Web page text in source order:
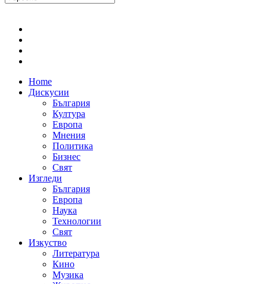
Home
Дискусии
България
Култура
Европа
Мнения
Политика
Бизнес
Свят
Изгледи
България
Европа
Наука
Технологии
Свят
Изкуство
Литература
Кино
Музика